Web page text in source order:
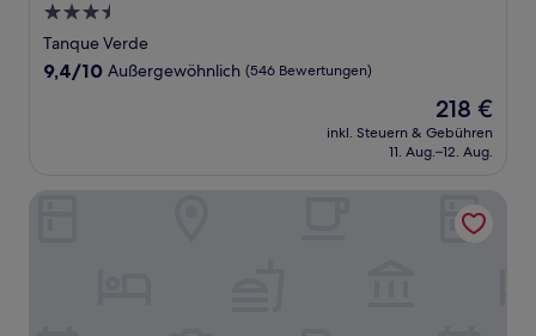
3.5-
Sterne-
Unterkunft
Tanque Verde
9.4
9,4/10 Außergewöhnlich (546 Bewertungen)
Der
Preis
beträgt
218 €
inkl. Steuern & Gebühren
11. Aug.–12. Aug.
La Posada Lodge & Casitas, an Ascend Collection Hotel